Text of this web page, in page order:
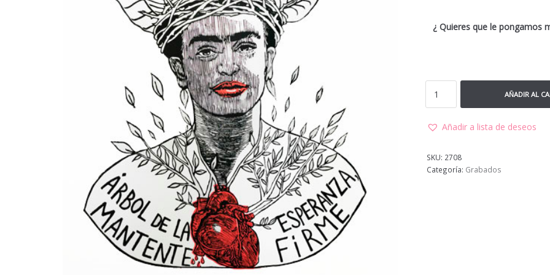
¿ Quieres que le pongamos
AÑADIR AL
Añadir a lista de deseos
SKU: 2708
Categoría: Grabados